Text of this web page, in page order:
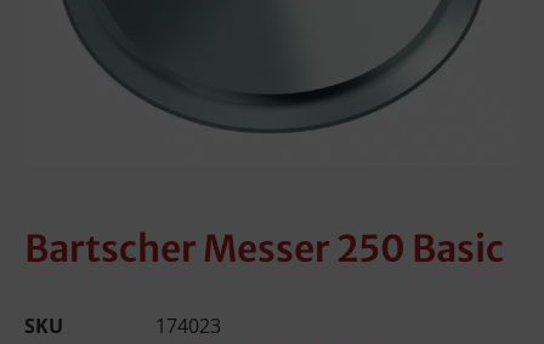
Bartscher Messer 250 Basic
SKU
174023